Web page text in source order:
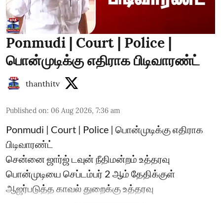
Ponmudi | Court | Police |
பொன்முடிக்கு எதிராக பிடிவாரண்ட்
thanthitv
Published on: 06 Aug 2026, 7:36 am
Ponmudi | Court | Police | பொன்முடிக்கு எதிராக
பிடிவாரண்ட்
சென்னை ஜார்ஜ் டவுன் நீதிமன்றம் உத்தரவு
பொன்முடியை செப்டம்பர் 2 ஆம் தேதிக்குள்
ஆஜர்படுத்த காவல் துறைக்கு உத்தரவு